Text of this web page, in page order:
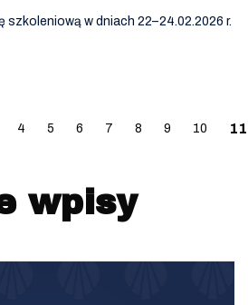
szkoleniową w dniach 22–24.02.2026 r.
4 5 6 7 8 9 10 11
wpisy